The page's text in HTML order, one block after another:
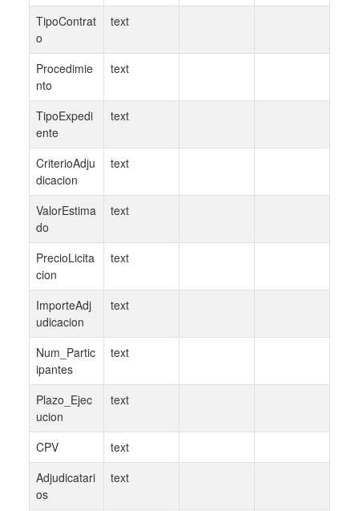
TipoContrat
o
text
Procedimie
nto
text
TipoExpedi
ente
text
CriterioAdju
dicacion
text
ValorEstima
do
text
PrecioLicita
cion
text
ImporteAdj
udicacion
text
Num_Partic
ipantes
text
Plazo_Ejec
ucion
text
CPV
text
Adjudicatari
os
text